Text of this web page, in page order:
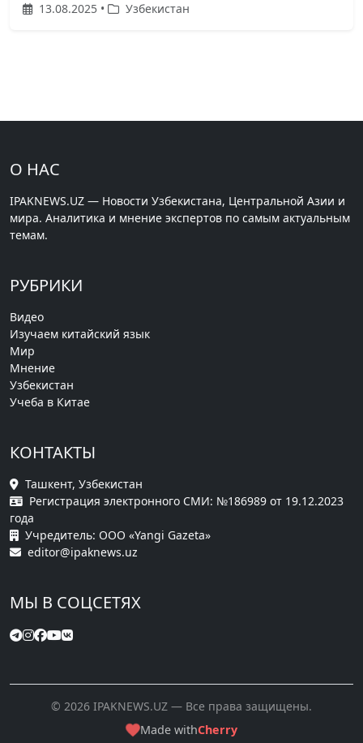
13.08.2025 • Узбекистан
О НАС
IPAKNEWS.UZ — Новости Узбекистана, Центральной Азии и
мира. Аналитика и мнение экспертов по самым актуальным
темам.
РУБРИКИ
Видео
Изучаем китайский язык
Мир
Мнение
Узбекистан
Учеба в Китае
КОНТАКТЫ
Ташкент, Узбекистан
Регистрация электронного СМИ: №186989 от 19.12.2023
года
Учредитель: ООО «Yangi Gazeta»
editor@ipaknews.uz
МЫ В СОЦСЕТЯХ
© 2026 IPAKNEWS.UZ — Все права защищены.
Made withCherry